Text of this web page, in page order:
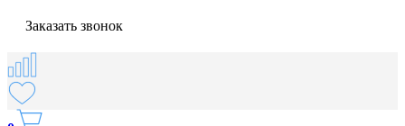
Заказать звонок